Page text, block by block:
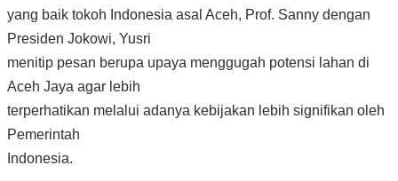
yang baik tokoh Indonesia asal Aceh, Prof. Sanny dengan
Presiden Jokowi, Yusri
menitip pesan berupa upaya menggugah potensi lahan di
Aceh Jaya agar lebih
terperhatikan melalui adanya kebijakan lebih signifikan oleh
Pemerintah
Indonesia.